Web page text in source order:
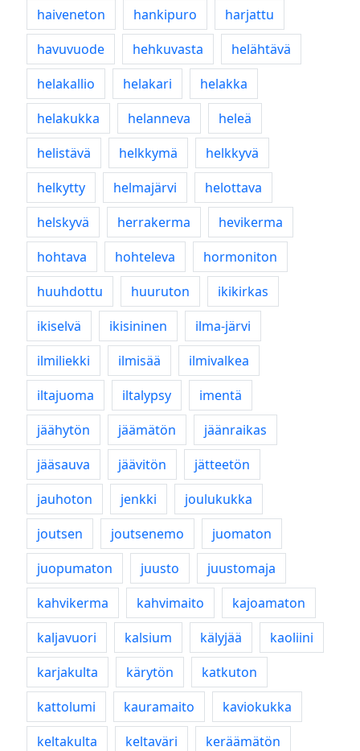
haiveneton
hankipuro
harjattu
havuvuode
hehkuvasta
helähtävä
helakallio
helakari
helakka
helakukka
helanneva
heleä
helistävä
helkkymä
helkkyvä
helkytty
helmajärvi
helottava
helskyvä
herrakerma
hevikerma
hohtava
hohteleva
hormoniton
huuhdottu
huuruton
ikikirkas
ikiselvä
ikisininen
ilma-järvi
ilmiliekki
ilmisää
ilmivalkea
iltajuoma
iltalypsy
imentä
jäähytön
jäämätön
jäänraikas
jääsauva
jäävitön
jätteetön
jauhoton
jenkki
joulukukka
joutsen
joutsenemo
juomaton
juopumaton
juusto
juustomaja
kahvikerma
kahvimaito
kajoamaton
kaljavuori
kalsium kälyjää
kaoliini
karjakulta
kärytön
katkuton
kattolumi
kauramaito
kaviokukka
keltakulta
keltaväri
keräämätön